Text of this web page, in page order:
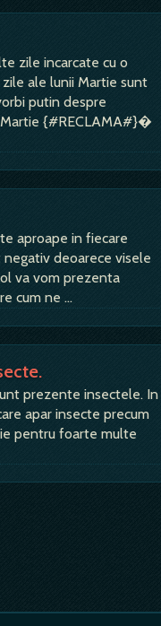
zile incarcate cu o
ale lunii Martie sunt
putin despre
Martie {#RECLAMA#}�
aproape in fiecare
deoarece visele
va vom prezenta
cum ne …
prezente insectele. In
apar insecte precum
pentru foarte multe